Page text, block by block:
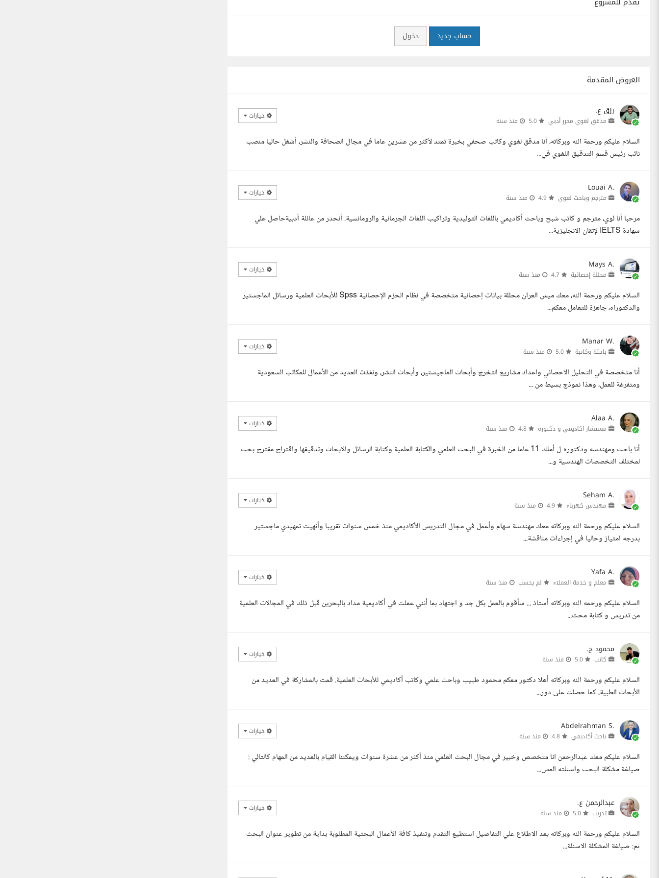
حساب جديد دخول
العروض المقدمة
رزق ع.
مدقق لغوي محرر أدبي منذ سنة خيارات
السلام عليكم ورحمة الله وبركاته، أنا مدقق لغوي وكاتب صحفي بخبرة تمتد لأكثر من عشرين عاما في مجال الصحافة والنشر، أشغل حاليا منصب
نائب رئيس قسم التدقيق اللغوي في...
Louai A.
مترجم وباحث لغوي منذ سنة خيارات
مرحبا أنا لوي، مترجم و كاتب شبح وباحث أكاديمي باللغات التوليدية وتراكيب اللغات الجرمانية والرومانسية. أنحدر من عائلة أدبيةحاصل علي
شهادة IELTS لإتقان الانجليزية...
Mays A.
محللة إحصائية منذ سنة خيارات
السلام عليكم ورحمة الله، معك ميس العران محللة بيانات إحصائية متخصصة في نظام الحزم الإحصائية Spss للأبحاث العلمية ورسائل الماجستير
والدكتوراه، جاهزة للتعامل معكم...
Manar W.
باحثة وكاتبة منذ سنة خيارات
أنا متخصصة في التحليل الاحصائي واعداد مشاريع التخرج وأبحاث الماجيستير، وأبحاث النشر، ونفذت العديد من الأعمال للمكاتب السعودية
ومتفرغة للعمل، وهذا نموذج بسيط من ...
Alaa A.
مستشار اكاديمي و دكتوره منذ سنة خيارات
أنا باحث ومهندسه ودكتوره ل أملك 11 عاما من الخبرة في البحث العلمي والكتابة العلمية وكتابة الرسائل والابحاث وتدقيقها واقتراح مقترح بحث
لمختلف التخصصات الهندسية و...
Seham A.
مهندس كهرباء منذ سنة خيارات
السلام عليكم ورحمة الله وبركاته معك مهندسة سهام وأعمل في مجال التدريس الأكاديمي منذ خمس سنوات تقريبا وأنهيت تمهيدي ماجستير
بدرجه امتياز وحاليا في إجراءات مناقشة...
Yafa A.
معلم و خدمة العملاء لم يحسب منذ سنة خيارات
السلام عليكم ورحمه الله وبركاته أستاذ ... سأقوم بالعمل بكل جد و اجتهاد بما أنني عملت في أكاديمية مداد بالبحرين قبل ذلك في المجالات العلمية
من تدريس و كتابة محت...
محمود ح.
كاتب منذ سنة خيارات
السلام عليكم ورحمة الله وبركاته أهلا دكتور معكم محمود طبيب وباحث علمي وكاتب أكاديمي للأبحاث العلمية. قمت بالمشاركة في العديد من
الأبحاث الطبية، كما حصلت على دور...
Abdelrahman S.
باحث أكاديمي منذ سنة خيارات
السلام عليكم معك عبدالرحمن انا متخصص وخبير في مجال البحث العلمي منذ أكثر من عشرة سنوات ويمكننا القيام بالعديد من المهام كالتالي :
صياغة مشكلة البحث واسئلته المس...
عبدالرحمن ع.
تدريب منذ سنة خيارات
السلام عليكم ورحمة الله وبركاته بعد الاطلاع علي التفاصيل استطيع التقدم وتنفيذ كافة الأعمال البحثية المطلوبة بداية من تطوير عنوان البحث
ثم: صياغة المشكلة الاسئلة...